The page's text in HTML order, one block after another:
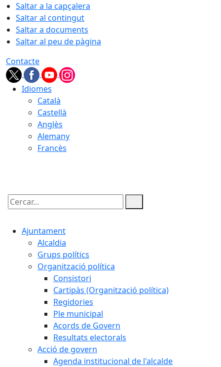
Saltar a la capçalera
Saltar al contingut
Saltar a documents
Saltar al peu de pàgina
Contacte
Idiomes
Català
Castellà
Anglès
Alemany
Francès
Cercar:
Ajuntament
Alcaldia
Grups polítics
Organització política
Consistori
Cartipàs (Organització política)
Regidories
Ple municipal
Acords de Govern
Resultats electorals
Acció de govern
Agenda institucional de l'alcalde